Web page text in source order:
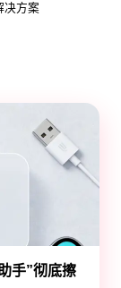
决方案
手”彻底擦